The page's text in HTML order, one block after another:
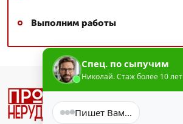
Выполним работы
Лучше.Звони
Спец. по сыпучим
Николай. Стаж более 10 лет